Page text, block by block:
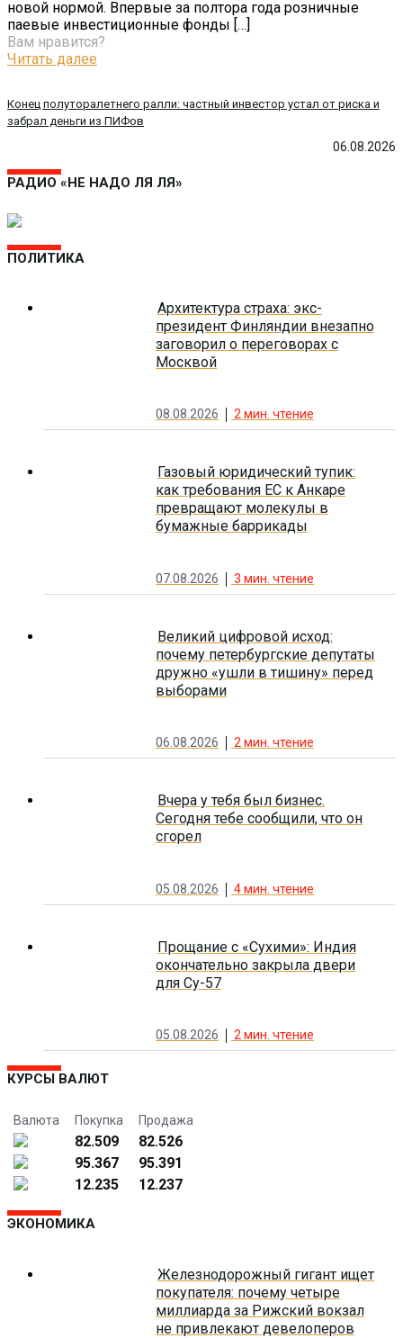
06.08.2026
Конец полуторалетнего ралли: частный инвестор устал от риска и
забрал деньги из ПИФов
новой нормой. Впервые за полтора года розничные
паевые инвестиционные фонды […]
Вам нравится?
Читать далее
РАДИО «НЕ НАДО ЛЯ ЛЯ»
ПОЛИТИКА
Архитектура страха: экс-
президент Финляндии внезапно
заговорил о переговорах с
Москвой
08.08.2026 2 мин. чтение
Газовый юридический тупик:
как требования ЕС к Анкаре
превращают молекулы в
бумажные баррикады
07.08.2026 3 мин. чтение
Великий цифровой исход:
почему петербургские депутаты
дружно «ушли в тишину» перед
выборами
06.08.2026 2 мин. чтение
Вчера у тебя был бизнес.
Сегодня тебе сообщили, что он
сгорел
05.08.2026 4мин. чтение
Прощание с «Сухими»: Индия
окончательно закрыла двери
для Су-57
05.08.2026 2мин. чтение
КУРСЫ ВАЛЮТ
Валюта Покупка Продажа
82.509
82.526
95.367
95.391
12.235
12.237
ЭКОНОМИКА
Железнодорожный гигант ищет
покупателя: почему четыре
миллиарда за Рижский вокзал
не привлекают девелоперов